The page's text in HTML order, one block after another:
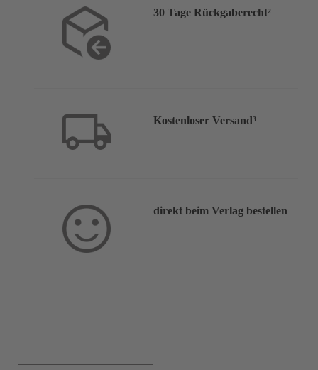
30 Tage Rückgaberecht²
Kostenloser Versand³
direkt beim Verlag bestellen